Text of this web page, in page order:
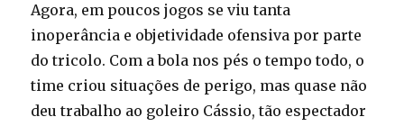
Agora, em poucos jogos se viu tanta
inoperância e objetividade ofensiva por parte
do tricolo. Com a bola nos pés o tempo todo, o
time criou situações de perigo, mas quase não
deu trabalho ao goleiro Cássio, tão espectador